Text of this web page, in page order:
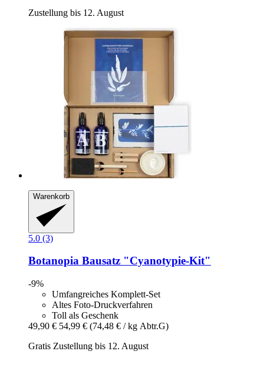
Zustellung bis 12. August
Warenkorb
5.0 (3)
Botanopia Bausatz "Cyanotypie-​Kit"
-9%
Umfangreiches Komplett-Set
Altes Foto-Druckverfahren
Toll als Geschenk
49,90 € 54,99 € (74,48 € / kg Abtr.G)
Gratis Zustellung bis 12. August